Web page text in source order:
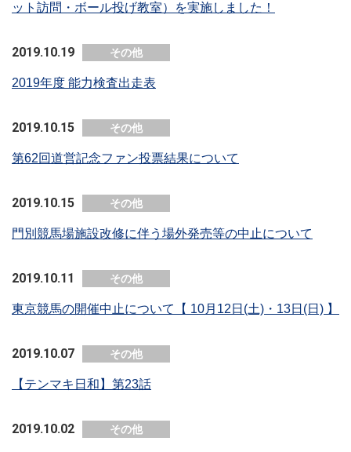
ット訪問・ボール投げ教室）を実施しました！
2019.10.19 その他
2019年度 能力検査出走表
2019.10.15 その他
第62回道営記念ファン投票結果について
2019.10.15 その他
門別競馬場施設改修に伴う場外発売等の中止について
2019.10.11 その他
東京競馬の開催中止について【 10月12日(土)・13日(日) 】
2019.10.07 その他
【テンマキ日和】第23話
2019.10.02 その他